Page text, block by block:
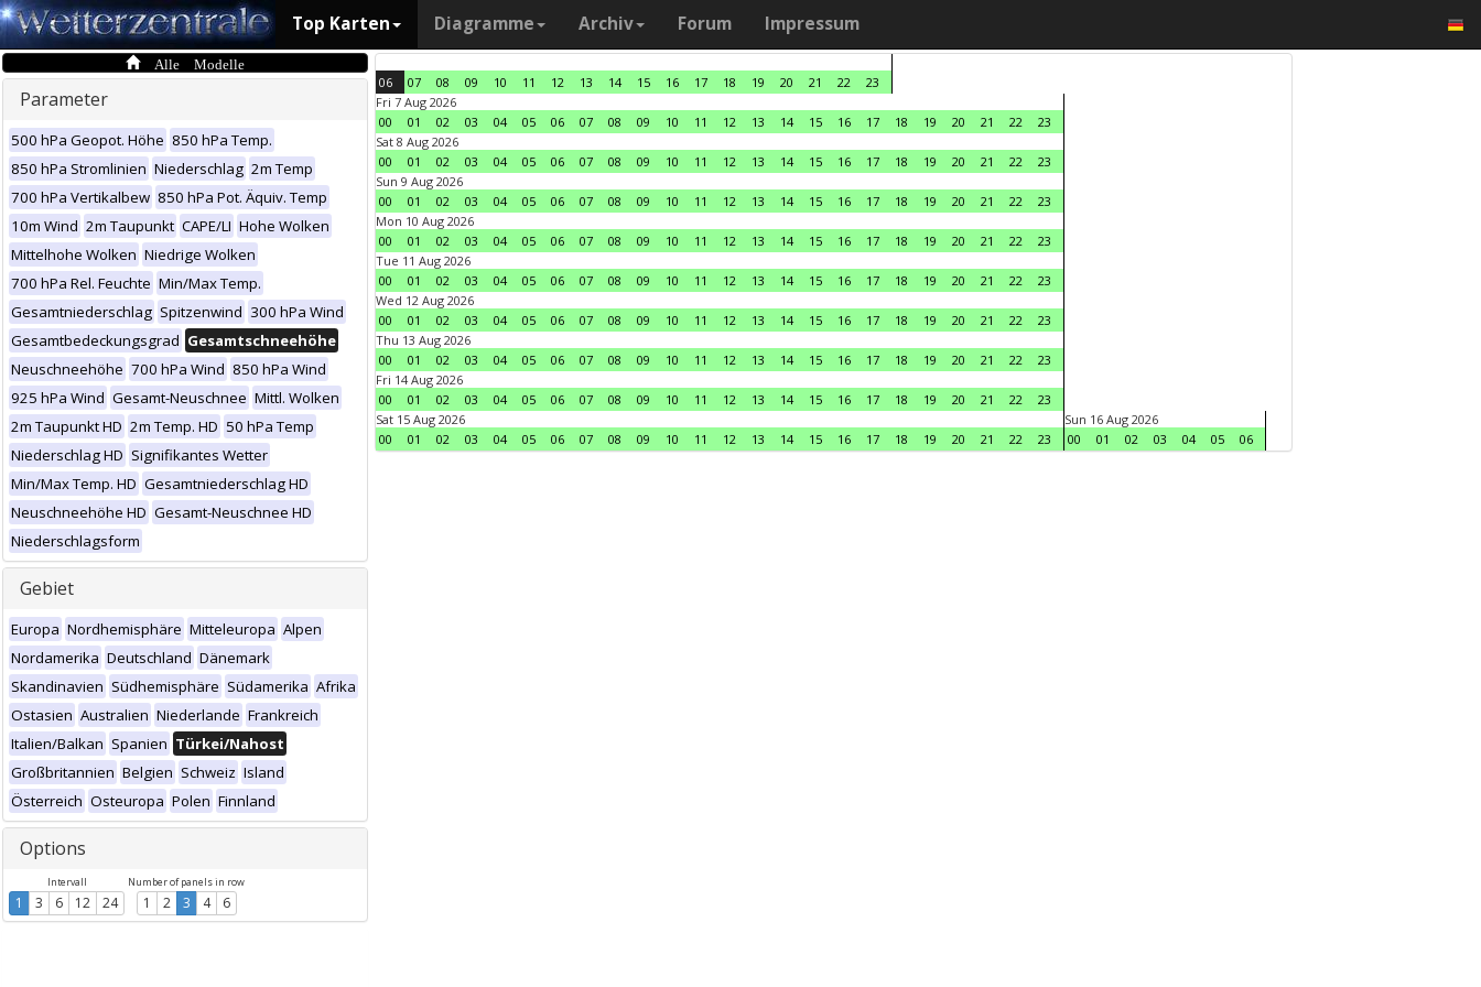
Top Karten Diagramme Archiv Forum Impressum
Alle Modelle
Parameter
500 hPa Geopot. Höhe 850 hPa Temp.
850 hPa Stromlinien Niederschlag 2m Temp
700 hPa Vertikalbew 850 hPa Pot. Äquiv. Temp
10m Wind 2m Taupunkt CAPE/LI Hohe Wolken
Mittelhohe Wolken Niedrige Wolken
700 hPa Rel. Feuchte Min/Max Temp.
Gesamtniederschlag Spitzenwind 300 hPa Wind
Gesamtbedeckungsgrad Gesamtschneehöhe
Neuschneehöhe 700 hPa Wind 850 hPa Wind
925 hPa Wind Gesamt-Neuschnee Mittl. Wolken
2m Taupunkt HD 2m Temp. HD 50 hPa Temp
Niederschlag HD Signifikantes Wetter
Min/Max Temp. HD Gesamtniederschlag HD
Neuschneehöhe HD Gesamt-Neuschnee HD
Niederschlagsform
Gebiet
Europa Nordhemisphäre Mitteleuropa Alpen
Nordamerika Deutschland Dänemark
Skandinavien Südhemisphäre Südamerika Afrika
Ostasien Australien Niederlande Frankreich
Italien/Balkan Spanien Türkei/Nahost
Großbritannien Belgien Schweiz Island
Österreich Osteuropa Polen Finnland
Options
Intervall
1 3 6 12 24
Number of panels in row
1 2 3 4 6
06 07 08 09 10 11 12 13 14 15 16 17 18 19 20 21 22
23
Fri 7 Aug 2026
00
01 02 03 04 05 06 07 08 09 10 11 12 13 14 15 16 17 18 19 20 21 22
23
Sat 8 Aug 2026
00
01 02 03 04 05 06 07 08 09 10 11 12 13 14 15 16 17 18 19 20 21 22
23
Sun 9 Aug 2026
00
01 02 03 04 05 06 07 08 09 10 11 12 13 14 15 16 17 18 19 20 21 22
23
Mon 10 Aug 2026
00
01 02 03 04 05 06 07 08 09 10 11 12 13 14 15 16 17 18 19 20 21 22
23
Tue 11 Aug 2026
00
01 02 03 04 05 06 07 08 09 10 11 12 13 14 15 16 17 18 19 20 21 22
23
Wed 12 Aug 2026
00
01 02 03 04 05 06 07 08 09 10 11 12 13 14 15 16 17 18 19 20 21 22
23
Thu 13 Aug 2026
00
01 02 03 04 05 06 07 08 09 10 11 12 13 14 15 16 17 18 19 20 21 22
23
Fri 14 Aug 2026
00
01 02 03 04 05 06 07 08 09 10 11 12 13 14 15 16 17 18 19 20 21 22
23
Sat 15 Aug 2026
00
01 02 03 04 05 06 07 08 09 10 11 12 13 14 15 16 17 18 19 20 21 22 23
Sun 16 Aug 2026
00
01 02 03 04 05 06